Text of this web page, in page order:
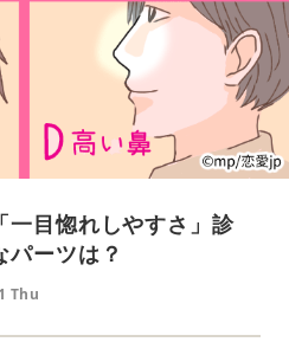
一目惚れしやすさ」診
パーツは？
Thu